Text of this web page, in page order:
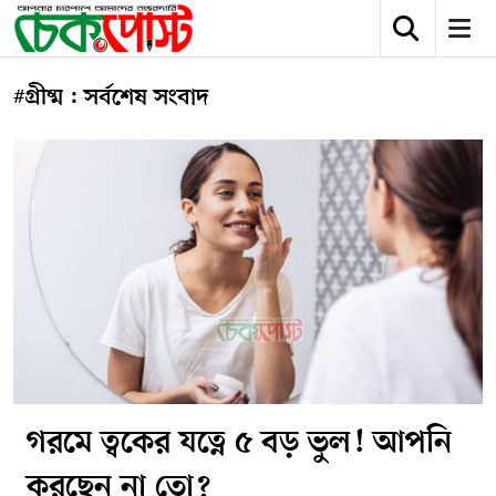
#গ্রীষ্ম : সর্বশেষ সংবাদ
গরমে ত্বকের যত্নে ৫ বড় ভুল! আপনি
করছেন না তো?